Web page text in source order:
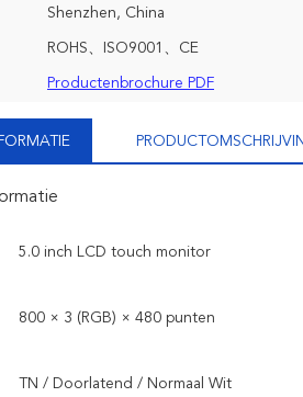
Shenzhen, China
ROHS、ISO9001、CE
Productenbrochure PDF
5.0 inch LCD touch monitor
800 × 3 (RGB) × 480 punten
TN / Doorlatend / Normaal Wit